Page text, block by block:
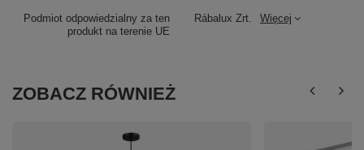
Podmiot odpowiedzialny za ten
produkt na terenie UE
Rábalux Zrt. Więcej
ZOBACZ RÓWNIEŻ